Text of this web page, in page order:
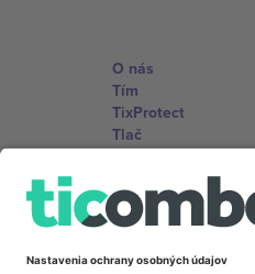
O nás
Tím
TixProtect
Tlač
Zmluvné podmienky
Partnerský program